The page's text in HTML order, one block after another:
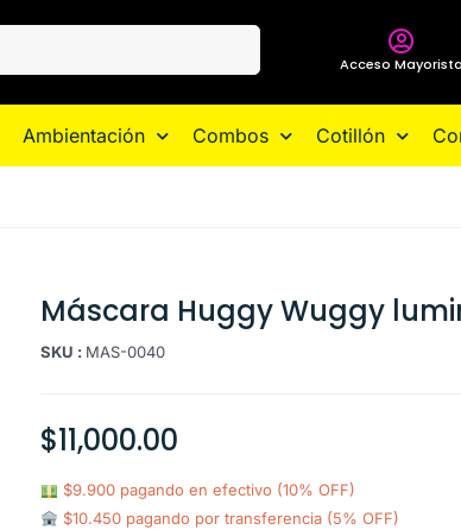
Acceso Mayorista
Ambientación Combos Cotillón
Máscara Huggy Wuggy
SKU : MAS-0040
$11,000.00
$9.900 pagando en efectivo (10% OFF)
$10.450 pagando por transferencia (5% OFF)